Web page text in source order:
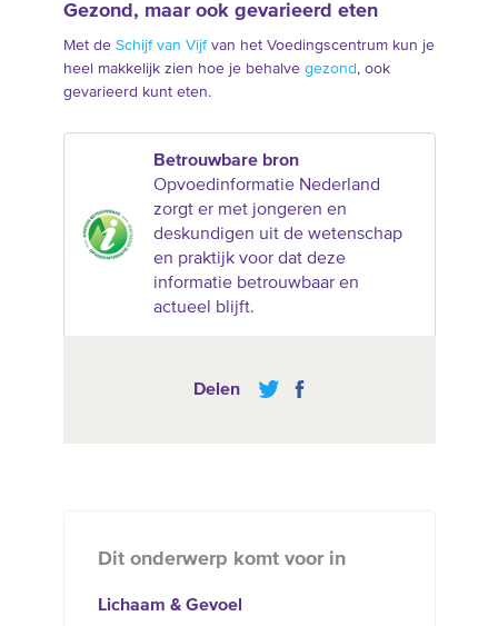
Gezond, maar ook gevarieerd eten
Met de Schijf van Vijfvan het Voedingscentrum kun je
heel makkelijk zien hoe je behalve gezond , ook
gevarieerd kunt eten.
Betrouwbare bron
Opvoedinformatie Nederland
zorgt er met jongeren en
deskundigen uit de wetenschap
en praktijk voor dat deze
informatie betrouwbaar en
actueel blijft.
Delen
Dit onderwerp komt voor in
Lichaam & Gevoel